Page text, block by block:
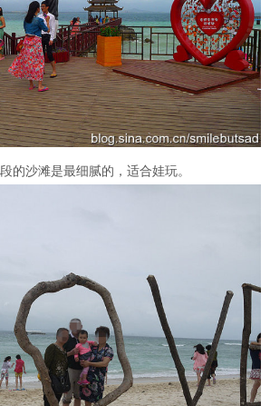
的沙滩是最细腻的，适合娃玩。